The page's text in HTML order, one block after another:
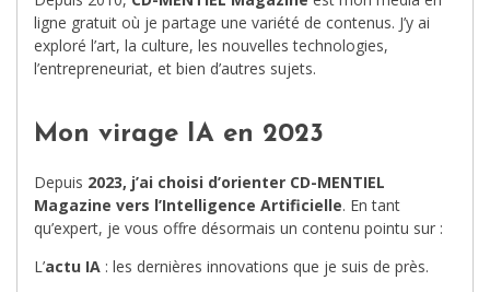
ligne gratuit où je partage une variété de contenus. J’y ai
exploré l’art, la culture, les nouvelles technologies,
l’entrepreneuriat, et bien d’autres sujets.
Mon virage IA en 2023
Depuis 2023, j’ai choisi d’orienter CD-MENTIEL
Magazine vers l’Intelligence Artificielle. En tant
qu’expert, je vous offre désormais un contenu pointu sur :
L’actu IA : les dernières innovations que je suis de près.